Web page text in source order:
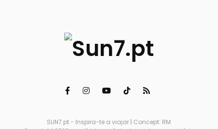
SUN7.pt - Inspira-te a viajar | Concept: RM